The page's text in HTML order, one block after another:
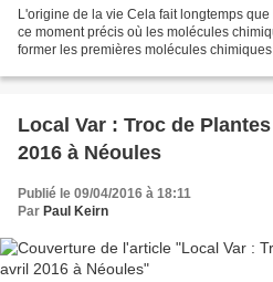
L'origine de la vie Cela fait longtemps
ce moment précis où les molécules
former les premières molécules chimiques
Local Var : Troc de
2016 à Néoules
Publié le 09/04/2016 à 18:11
Par Paul Keirn